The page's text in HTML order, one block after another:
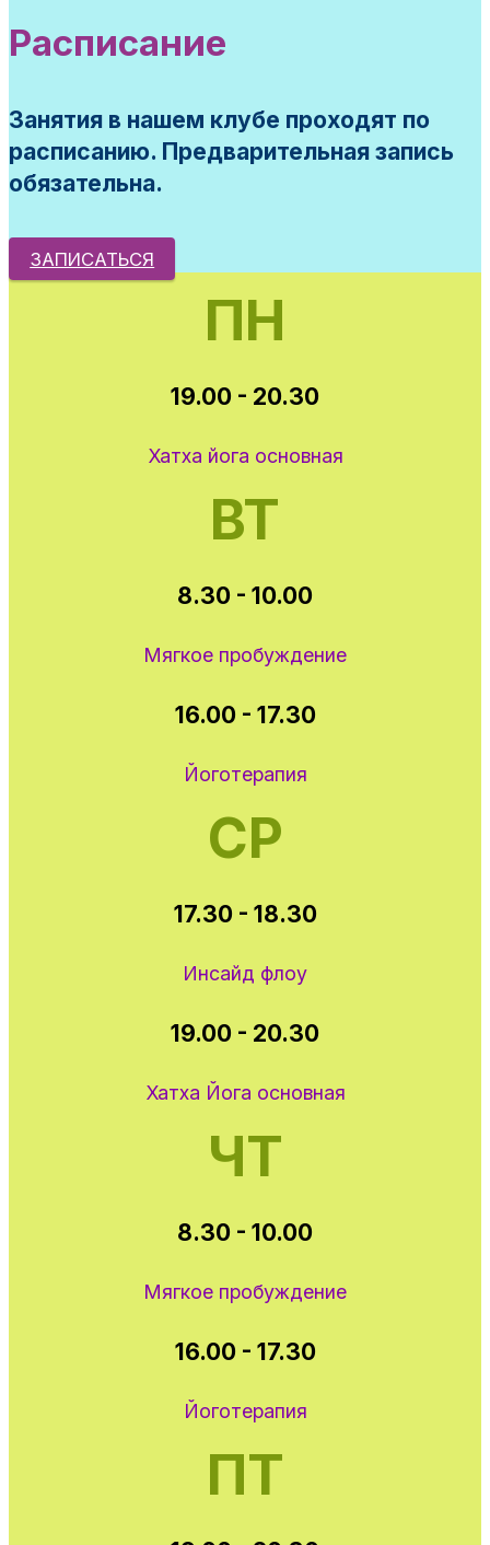
Расписание
Занятия в нашем клубе проходят по
расписанию. Предварительная запись
обязательна.
ЗАПИСАТЬСЯ
ПН
19.00 - 20.30
Хатха йога основная
ВТ
8.30 - 10.00
Мягкое пробуждение
16.00 - 17.30
Йоготерапия
СР
17.30 - 18.30
Инсайд флоу
19.00 - 20.30
Хатха Йога основная
ЧТ
8.30 - 10.00
Мягкое пробуждение
16.00 - 17.30
Йоготерапия
ПТ